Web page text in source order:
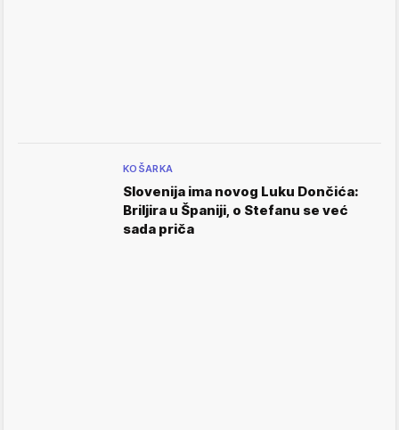
KOŠARKA
Slovenija ima novog Luku Dončića:
Briljira u Španiji, o Stefanu se već
sada priča